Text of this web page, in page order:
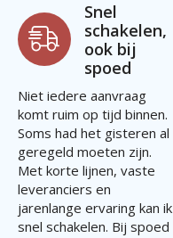
Snel
schakelen,
ook bij
spoed
Niet iedere aanvraag
komt ruim op tijd binnen.
Soms had het gisteren al
geregeld moeten zijn.
Met korte lijnen, vaste
leveranciers en
jarenlange ervaring kan ik
snel schakelen. Bij spoed